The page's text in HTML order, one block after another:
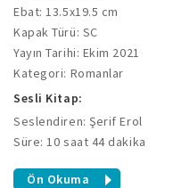
Ebat: 13.5x19.5 cm
Kapak Türü: SC
Yayın Tarihi: Ekim 2021
Kategori: Romanlar
Sesli Kitap:
Seslendiren: Şerif Erol
Süre: 10 saat 44 dakika
Ön Okuma